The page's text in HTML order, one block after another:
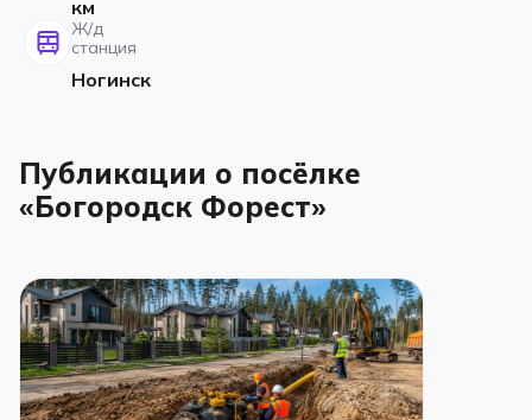
км
Ж/д
станция
Ногинск
Публикации о посёлке
«Богородск Форест»